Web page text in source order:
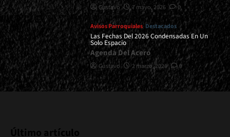
Gustavo 7 mayo, 2026 0
Avisos Parroquiales Destacados
Las Fechas Del 2026 Condensadas En Un
Solo Espacio
Agenda Del Acero
Gustavo 2 marzo, 2026 0
Último artículo